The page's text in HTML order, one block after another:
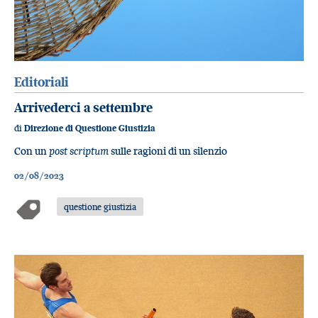
Editoriali
Arrivederci a settembre
di Direzione di Questione Giustizia
Con unpost scriptumsulle ragioni di un silenzio
02/08/2023
questione giustizia